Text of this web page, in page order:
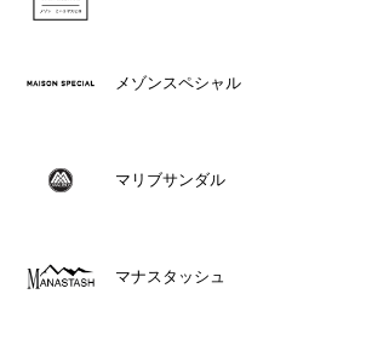
メゾンスペシャル
マリブサンダル
マナスタッシュ